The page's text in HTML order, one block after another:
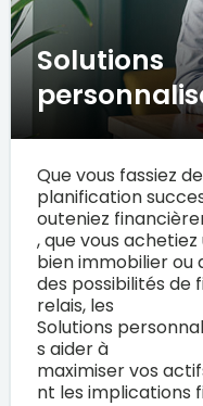
Solutions
Quevous fassiez
planification
outeniez
,quevous achetiez
bienimmobilierou
des possibilités de
relais, les
Solutions
s aider à
maximiservos
nt les implications